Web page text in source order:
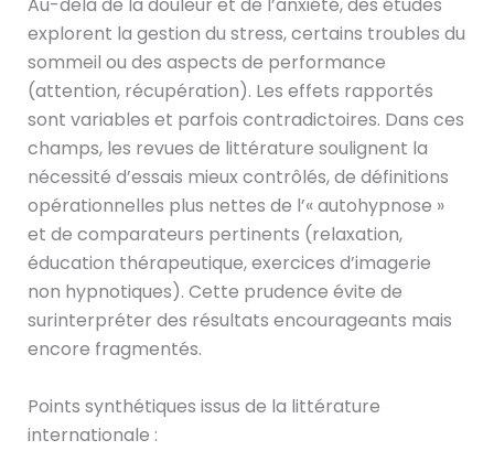
explorent la gestion du stress, certains troubles du
sommeil ou des aspects de performance
(attention, récupération). Les effets rapportés
sont variables et parfois contradictoires. Dans ces
champs, les revues de littérature soulignent la
nécessité d’essais mieux contrôlés, de définitions
opérationnelles plus nettes de l’« autohypnose »
et de comparateurs pertinents (relaxation,
éducation thérapeutique, exercices d’imagerie
non hypnotiques). Cette prudence évite de
surinterpréter des résultats encourageants mais
encore fragmentés.
Points synthétiques issus de la littérature
internationale :